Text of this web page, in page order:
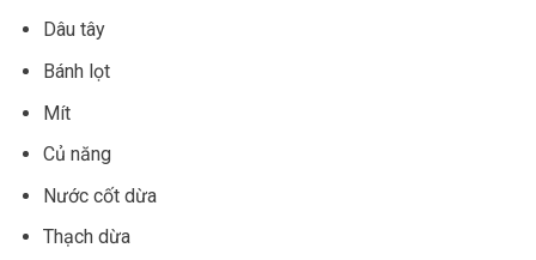
Dâu tây
Bánh lọt
Mít
Củ năng
Nước cốt dừa
Thạch dừa